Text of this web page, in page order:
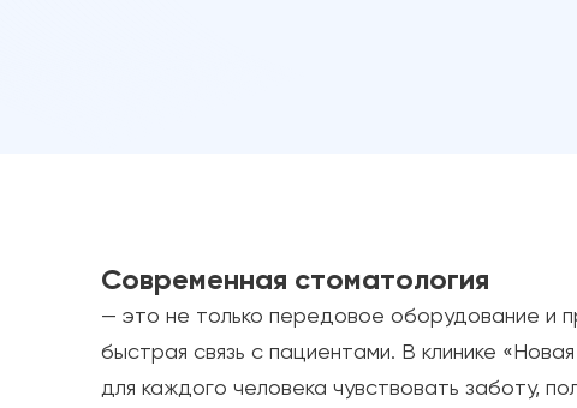
Современная стоматология
— это не только передовое оборудование и
быстрая связь с пациентами. В клинике
для каждого человека чувствовать заботу,